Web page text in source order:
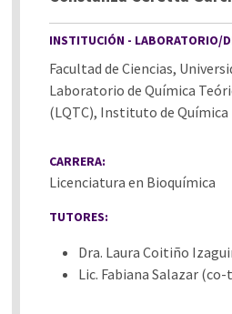
INSTITUCIÓN - LABORATORIO/
Facultad de Ciencias,
Laboratorio de Química
(LQTC), Instituto de
CARRERA:
Licenciatura en Bioquímica
TUTORES:
Dra. Laura Coitiño
Lic. Fabiana Salazar